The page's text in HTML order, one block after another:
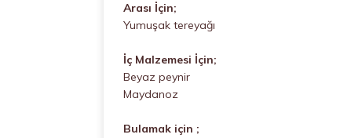
Arası İçin;
Yumuşak tereyağı
İç Malzemesi İçin;
Beyaz peynir
Maydanoz
Bulamak için ;